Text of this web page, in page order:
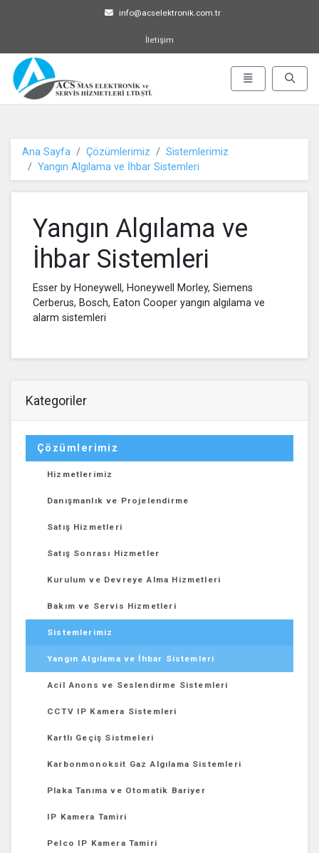
info@acselektronik.com.tr
İletişim
ACS MAS Elektronik ve
Menü Aç-Kapat
Arama
Ana Sayfa Çözümlerimiz
Sistemlerimiz
Yangın Algılama ve İhbar Sistemleri
Yangın Algılama ve
İhbar Sistemleri
Esser by Honeywell, Honeywell Morley, Siemens
Cerberus, Bosch, Eaton Cooper yangın algılama ve
alarm sistemleri
Kategoriler
Çözümlerimiz
Hizmetlerimiz
Danışmanlık ve Projelendirme
Satış Hizmetleri
Satış Sonrası Hizmetler
Kurulum ve Devreye Alma Hizmetleri
Bakım ve Servis Hizmetleri
Sistemlerimiz
Yangın Algılama ve İhbar Sistemleri
Acil Anons ve Seslendirme Sistemleri
CCTV IP Kamera Sistemleri
Kartlı Geçiş Sistmeleri
Karbonmonoksit Gaz Algılama Sistemleri
Plaka Tanıma ve Otomatik Bariyer
IP Kamera Tamiri
Pelco IP Kamera Tamiri